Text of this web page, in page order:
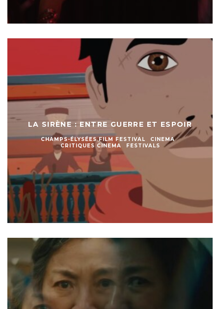
LA SIRÈNE : ENTRE GUERRE ET ESPOIR
CHAMPS-ÉLYSÉES FILM FESTIVAL
CINEMA
CRITIQUES CINEMA
FESTIVALS